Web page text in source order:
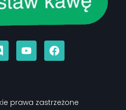
prawa zastrzeżone